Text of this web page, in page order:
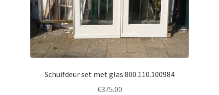
Schuifdeur set met glas 800.110.100984
€375.00